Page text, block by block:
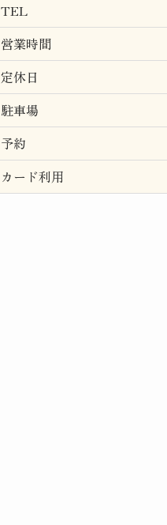
TEL
営業時間
定休日
駐車場
予約
カード利用